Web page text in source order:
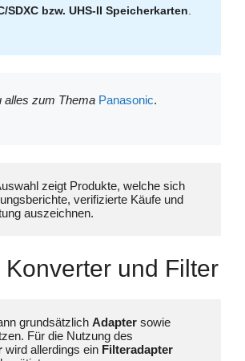
SDXC bzw. UHS-II Speicherkarten
alles zum Thema Panasonic.
zeigt Produkte, welche sich
verifizierte Käufe und
auszeichnen.
Konverter und Filter
grundsätzlich Adapter
wird allerdings ein